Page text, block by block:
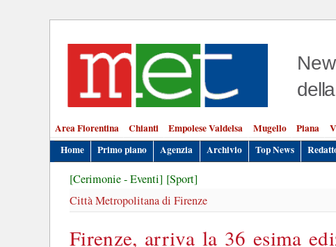
Area Fiorentina Chianti Empolese Valdelsa Mugello Piana
Home
Primo piano Agenzia Archivio Top News
[Cerimonie - Eventi] [Sport]
Città Metropolitana di Firenze
Firenze, arriva la 36 esima